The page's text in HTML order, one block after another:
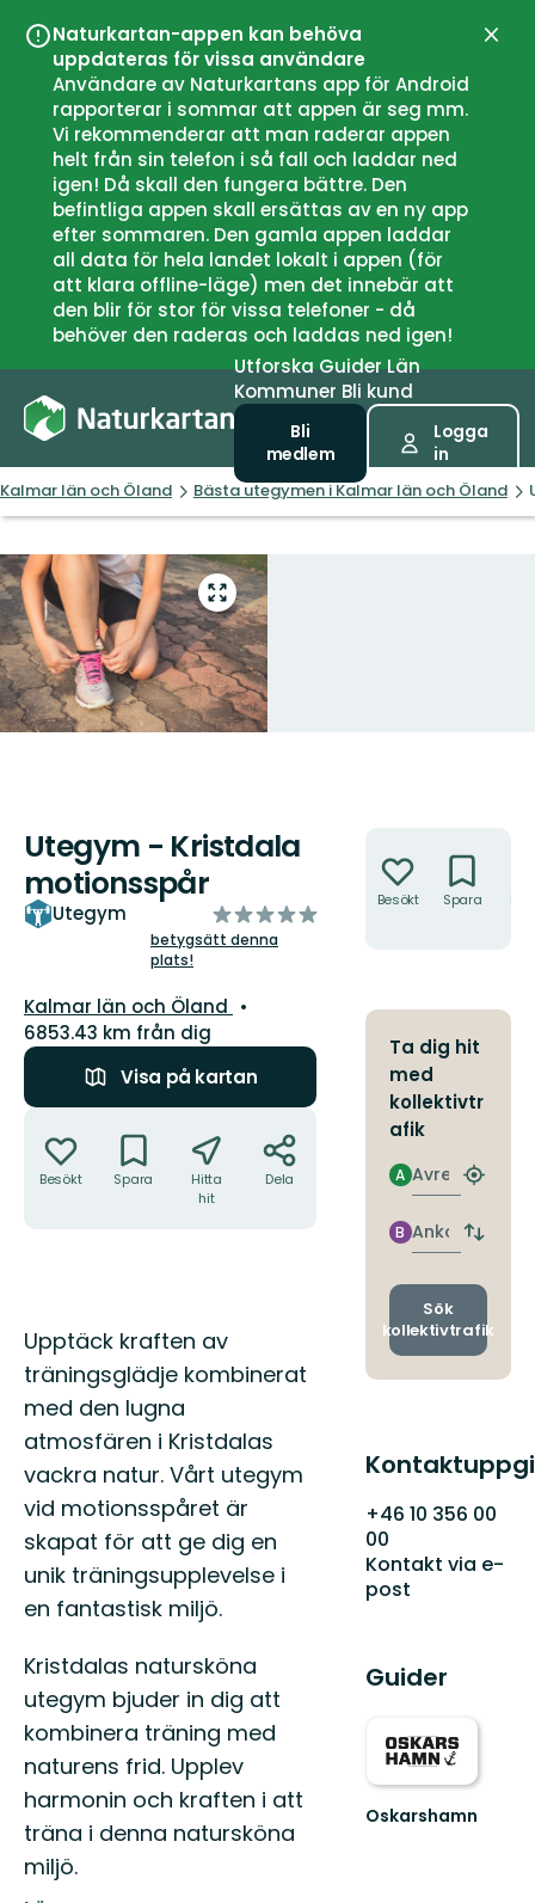
Naturkartan-appen kan behöva
uppdateras för vissa användare
Användare av Naturkartans app för Android
rapporterar i sommar att appen är seg mm.
Vi rekommenderar att man raderar appen
helt från sin telefon i så fall och laddar ned
igen! Då skall den fungera bättre. Den
befintliga appen skall ersättas av en ny app
efter sommaren. Den gamla appen laddar
all data för hela landet lokalt i appen (för
att klara offline-läge) men det innebär att
den blir för stor för vissa telefoner - då
behöver den raderas och laddas ned igen!
UtforskaGuiderLän
Kommuner Bli kund
Bli
medlem
Logga
in
Kalmar län och Öland Bästa utegymen i Kalmar län och Öland
Gå
till
helskärmsläge
Utegym - Kristdala
motionsspår
Utegym
av
5
betygsätt denna
plats!
Län:
Kalmar län och Öland
6853.43 km från dig
Visa på kartan
Besökt Spara
Hitta
hit
Dela
Beskrivning
Upptäck kraften av
träningsglädje kombinerat
med den lugna
atmosfären i Kristdalas
vackra natur. Vårt utegym
vid motionsspåret är
skapat för att ge dig en
unik träningsupplevelse i
en fantastisk miljö.
Kristdalas natursköna
utegym bjuder in dig att
kombinera träning med
naturens frid. Upplev
harmonin och kraften i att
träna i denna natursköna
miljö.
Besökt Spara
Ta dig hit
med
kollektivtr
afik
Avresa
A
Hitta
Ankomst
B
Byt
och
Sök
kollektivtrafik
+46 10 356 00
00
Kontakt via e-
post
Guider
Oskarshamn